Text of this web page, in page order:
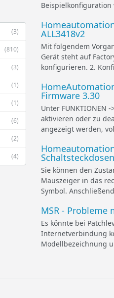
(3)
(810)
(3)
(1)
(1)
(6)
(2)
(4)
Beispielkonfiguration
ALL3418v2
Mit folgendem
Gerät steht auf
konfigurieren. 2.
Firmware 3.30
Unter FUNKTIONEN
aktivieren oder zu
angezeigt werden,
Sie können den
Mauszeiger in das
Symbol.
MSR - Probleme
Es könnte bei
Internetverbindung
Modellbezeichnung